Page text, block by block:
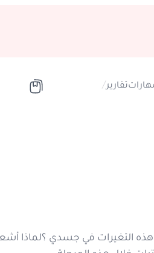
تقارير/
التغيرات في جسدي ؟لماذا